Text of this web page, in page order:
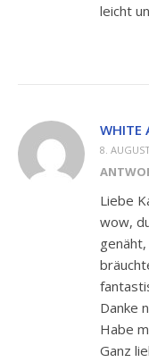
leicht
WHITE
8.
Liebe
wow,
genäht,
Danke
Habe
Ganz